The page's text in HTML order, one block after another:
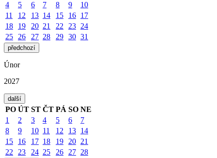
4
5 6 7 8 9
10
11
12 13 14 15 16 17
18
19 20 21 22 23 24
25 26 27 28 29 30 31
předchozí
Únor
2027
další
PO ÚT ST ČT PÁ SO NE
1
2 3 4 5 6
7
8
9 10 11 12 13 14
15
16 17 18 19 20 21
22 23 24 25 26 27 28